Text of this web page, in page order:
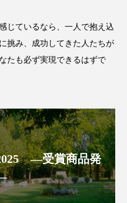
じているなら、一人で抱え込
挑み、成功してきた人たちが
たも必ず実現できるはずで
―受賞商品発